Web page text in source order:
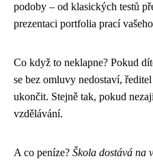
podoby – od klasických testů
prezentaci portfolia prací
Co když to neklapne? Pokud
se bez omluvy nedostaví,
ukončit. Stejně tak, pokud
vzdělávání.
A co peníze? Škola dostává na